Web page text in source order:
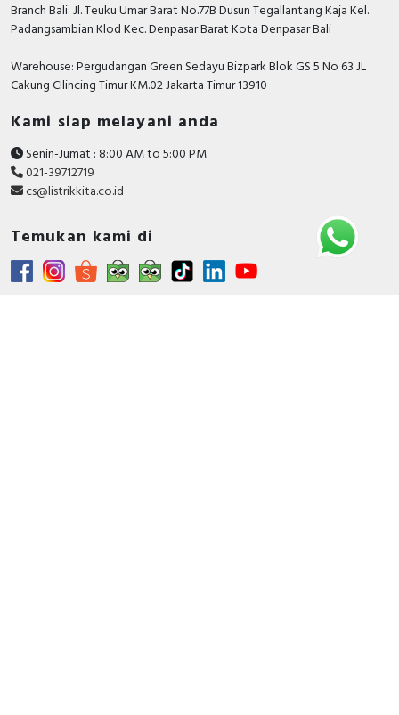
Branch Bali: Jl. Teuku Umar Barat No.77B Dusun Tegallantang Kaja Kel.
Padangsambian Klod Kec. Denpasar Barat Kota Denpasar Bali
Warehouse: Pergudangan Green Sedayu Bizpark Blok GS 5 No 63 JL
Cakung CIlincing Timur KM.02 Jakarta Timur 13910
Kami siap melayani anda
Senin-Jumat : 8:00 AM to 5:00 PM
021-39712719
cs@listrikkita.co.id
Temukan kami di